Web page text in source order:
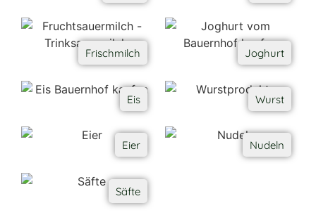
Frischmilch Joghurt
Eis Wurst
Eier Nudeln
Säfte